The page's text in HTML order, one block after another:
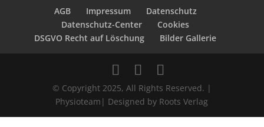
AGB Impressum
Datenschutz
Datenschutz-Center
Cookies
DSGVO Recht auf Löschung
Bilder Gallerie
© Copyright 2025, All Rights Reserved. |
Physioteam| Designed by Roots Verlag